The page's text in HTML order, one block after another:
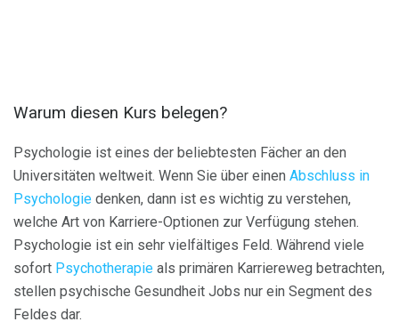
Warum diesen Kurs belegen?
Psychologie ist eines der beliebtesten Fächer an den
Universitäten weltweit. Wenn Sie über einen Abschluss in
Psychologie denken, dann ist es wichtig zu verstehen,
welche Art von Karriere-Optionen zur Verfügung stehen.
Psychologie ist ein sehr vielfältiges Feld. Während viele
sofort Psychotherapie als primären Karriereweg betrachten,
stellen psychische Gesundheit Jobs nur ein Segment des
Feldes dar.